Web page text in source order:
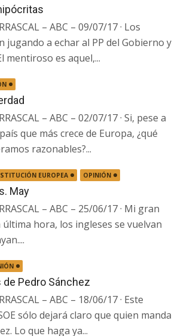
– ABC – 09/07/17 · Los
jugando a echar al PP del Gobierno y
mentiroso es aquel,...
– ABC – 02/07/17 · Si, pese a
que más crece de Europa, ¿qué
razonables?...
EUROPEA OPINIÓN
May
– ABC – 25/06/17 · Mi gran
hora, los ingleses se vuelvan
Pedro Sánchez
– ABC – 18/06/17 · Este
sólo dejará claro que quien manda
Lo que haga ya...